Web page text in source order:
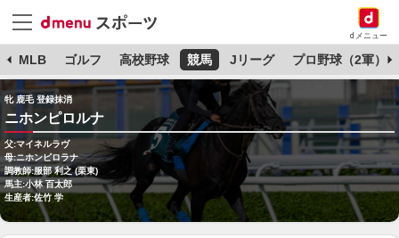
dメニュー
MLB ゴルフ 高校野球 競馬 Jリーグ プロ野球（2軍）
牝 鹿毛 登録抹消
ニホンピロルナ
父:マイネルラヴ
母:ニホンピロラナ
調教師:服部 利之 (栗東)
馬主:小林 百太郎
生産者:佐竹 学